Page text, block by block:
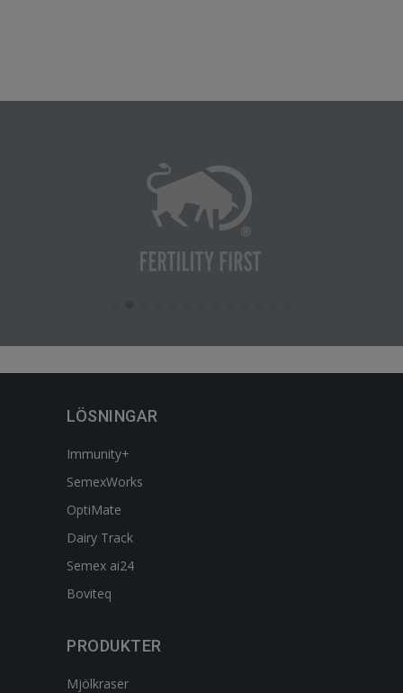
LÖSNINGAR
Immunity+
SemexWorks
OptiMate
Dairy Track
Semex ai24
Boviteq
PRODUKTER
Mjölkraser